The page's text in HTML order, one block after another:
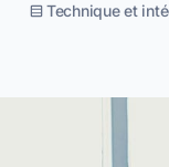
Technique et